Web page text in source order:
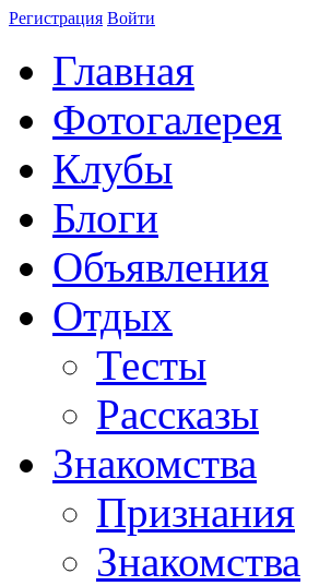
Регистрация Войти
Главная
Фотогалерея
Клубы
Блоги
Объявления
Отдых
Тесты
Рассказы
Знакомства
Признания
Знакомства